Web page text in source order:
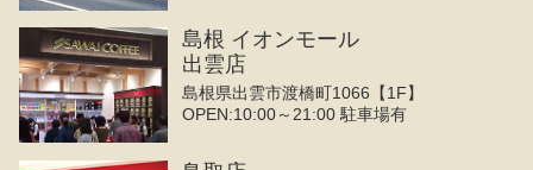
島根 イオンモール
出雲店
島根県出雲市渡橋町1066【1F】
OPEN:10:00～21:00 駐車場有